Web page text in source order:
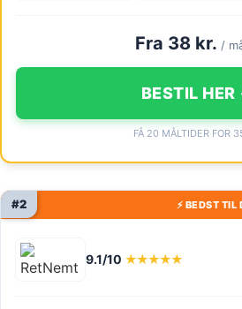
Fra 38 kr. /
BESTIL
FÅ 20 MÅLTIDER FOR
⚡ BEDST
#2
9.1/10 ★★★★★